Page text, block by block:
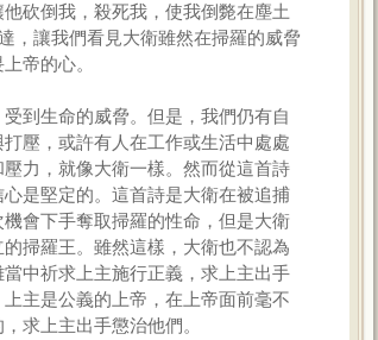
砍倒我，殺死我，使我倒斃在塵土
，讓我們看見大衛雖然在掃羅的威脅
帝的心。
到生命的威脅。但是，我們仍有自
壓，或許有人在工作或生活中處處
力，就像大衛一樣。然而從這首詩
是堅定的。這首詩是大衛在被追捕
會下手奪取掃羅的性命，但是大衛
掃羅王。雖然這樣，大衛也不認為
中祈求上主施行正義，求上主出手
主是公義的上帝，在上帝面前毫不
求上主出手懲治他們。